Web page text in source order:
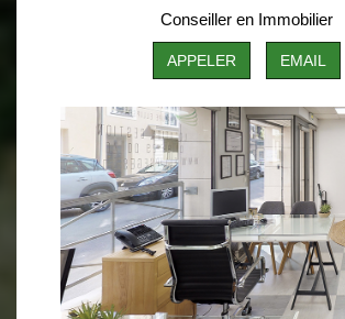
Conseiller en Immobilier
APPELER EMAIL